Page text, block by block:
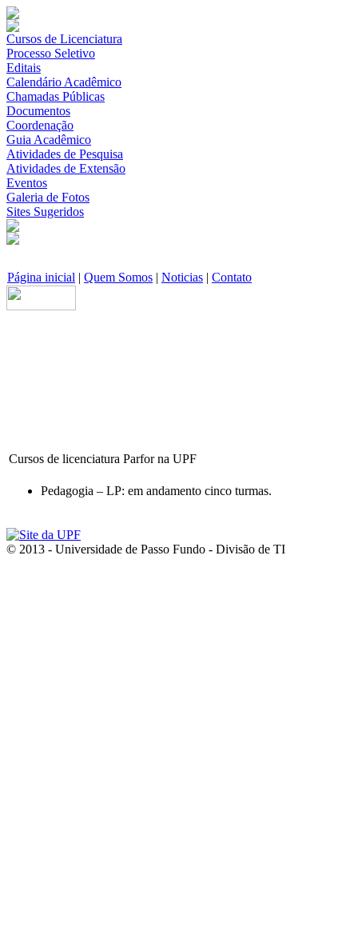
Cursos de Licenciatura
Processo Seletivo
Editais
Calendário Acadêmico
Chamadas Públicas
Documentos
Coordenação
Guia Acadêmico
Atividades de Pesquisa
Atividades de Extensão
Eventos
Galeria de Fotos
Sites Sugeridos
Página inicial | Quem Somos | Noticias | Contato
Cursos de licenciatura Parfor na UPF
Pedagogia – LP: em andamento cinco turmas.
© 2013 - Universidade de Passo Fundo - Divisão de TI